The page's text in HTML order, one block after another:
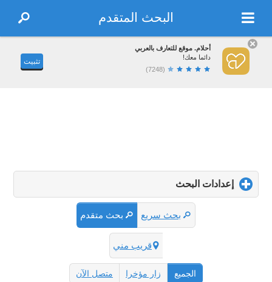
البحث المتقدم
أحلام. موقع للتعارف بالعربي
دائما معك!
(7248)
تثبيت
إعدادات البحث
to
contents
بحث سريع بحث متقدم
قريب مني
الجميع زار مؤخرا متصل الآن